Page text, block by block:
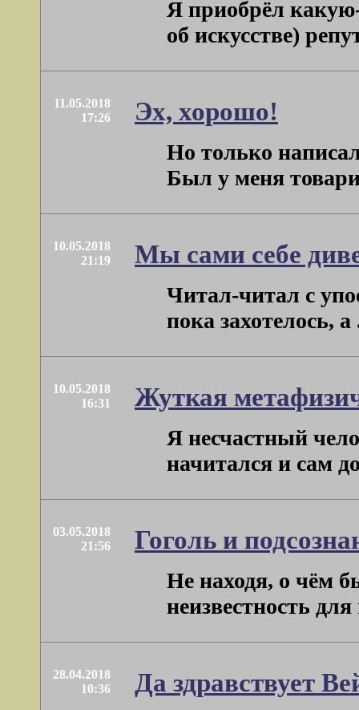
Я приобрёл
об искусстве)
11.05.2018
17:26
Эх, хорошо!
Но только
Был у меня
10.05.2018
21:19
Мы сами себе
Читал-читал с
пока захотелось, а
10.05.2018
16:31
Жуткая
Я несчастный
начитался и сам
03.05.2018
21:56
Гоголь и
Не находя, о чём
неизвестность
28.04.2018
10:36
Да здравствует